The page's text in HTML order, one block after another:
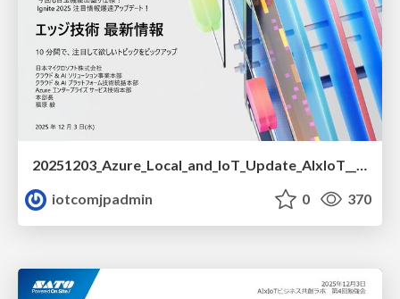
20251203_Azure_Local_and_IoT_Update_AIxIoT__1_.pdf
iotcomjpadmin
0 370